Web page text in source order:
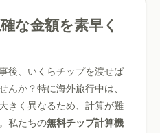
な金額を素早く
後、いくらチップを渡せば
んか？特に海外旅行中は、
きく異なるため、計算が難
私たちの無料チップ計算機